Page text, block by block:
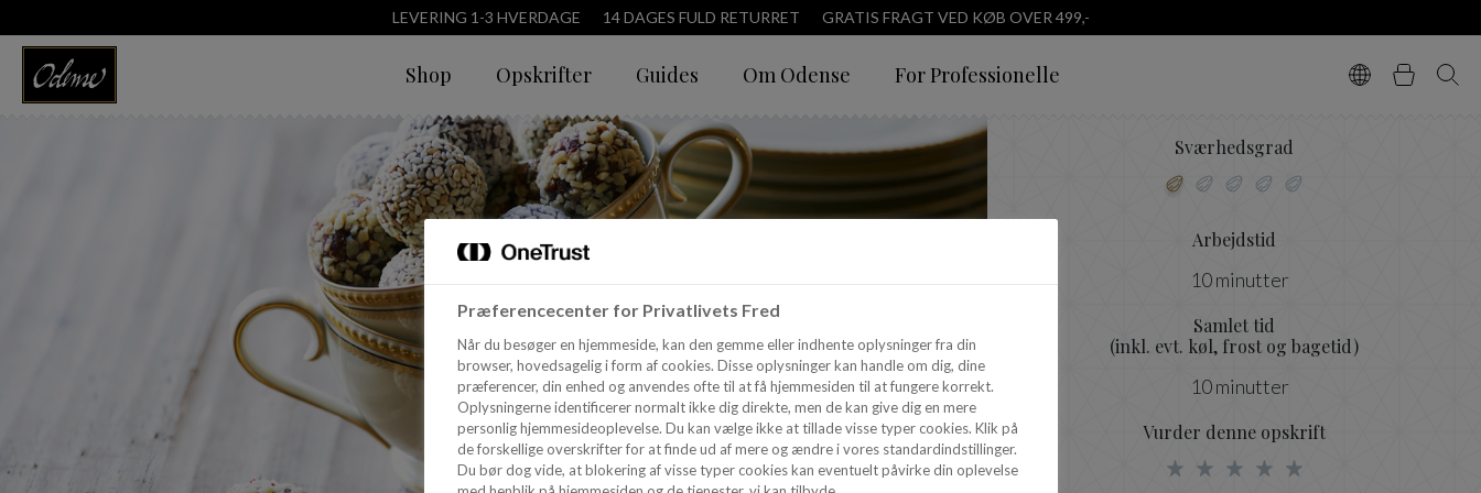
LEVERING 1-3 HVERDAGE 14 DAGES FULD RETURRET GRATIS FRAGT VED KØB OVER 499,-
Shop Opskrifter Guides Om Odense For Professionelle Vælg sprog
Kurv Søg
Sværhedsgrad
Arbejdstid
10 minutter
Samlet tid
(inkl. evt. køl, frost og bagetid)
10 minutter
Vurder denne opskrift
Præferencecenter for Privatlivets Fred
Når du besøger en hjemmeside, kan den gemme eller indhente oplysninger fra din
browser, hovedsagelig i form af cookies. Disse oplysninger kan handle om dig, dine
præferencer, din enhed og anvendes ofte til at få hjemmesiden til at fungere korrekt.
Oplysningerne identificerer normalt ikke dig direkte, men de kan give dig en mere
personlig hjemmesideoplevelse. Du kan vælge ikke at tillade visse typer cookies. Klik på
de forskellige overskrifter for at finde ud af mere og ændre i vores standardindstillinger.
Du bør dog vide, at blokering af visse typer cookies kan eventuelt påvirke din oplevelse